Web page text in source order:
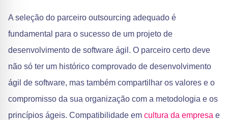
A seleção do parceiro outsourcing adequado é
fundamental para o sucesso de um projeto de
desenvolvimento de software ágil. O parceiro certo deve
não só ter um histórico comprovado de desenvolvimento
ágil de software, mas também compartilhar os valores e o
compromisso da sua organização com a metodologia e os
princípios ágeis. Compatibilidade em cultura da empresa e